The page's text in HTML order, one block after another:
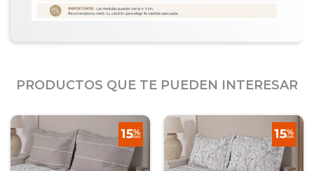
PRODUCTOS QUE TE PUEDEN INTERESAR